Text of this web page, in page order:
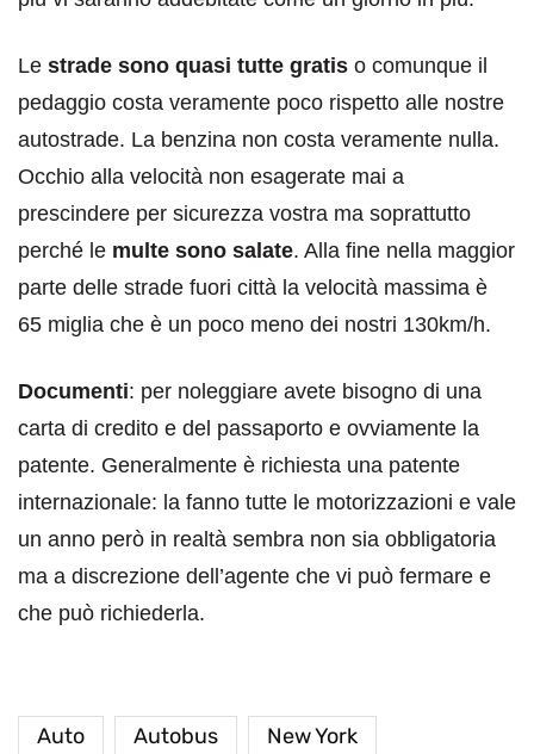
Le strade sono quasi tutte gratis o comunque il
pedaggio costa veramente poco rispetto alle nostre
autostrade. La benzina non costa veramente nulla.
Occhio alla velocità non esagerate mai a
prescindere per sicurezza vostra ma soprattutto
perché le multe sono salate. Alla fine nella maggior
parte delle strade fuori città la velocità massima è
65 miglia che è un poco meno dei nostri 130km/h.
Documenti: per noleggiare avete bisogno di una
carta di credito e del passaporto e ovviamente la
patente. Generalmente è richiesta una patente
internazionale: la fanno tutte le motorizzazioni e vale
un anno però in realtà sembra non sia obbligatoria
ma a discrezione dell’agente che vi può fermare e
che può richiederla.
Auto Autobus
New York